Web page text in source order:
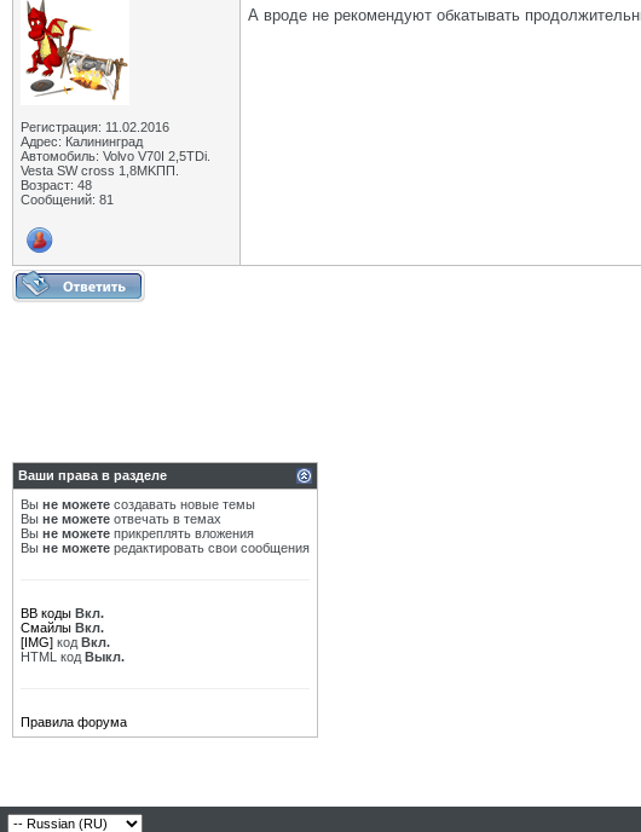
Регистрация: 11.02.2016
Адрес: Калининград
Автомобиль: Volvo V70I 2,5TDi.
Vesta SW cross 1,8MKПП.
Возраст: 48
Сообщений: 81
А вроде не рекомендуют обкатывать
Ваши права в разделе
Вы не можете создавать новые темы
Вы не можете отвечать в темах
Вы не можете прикреплять вложения
Вы не можете редактировать свои сообщения
BB коды Вкл.
Смайлы Вкл.
[IMG] код Вкл.
HTML код Выкл.
Правила форума